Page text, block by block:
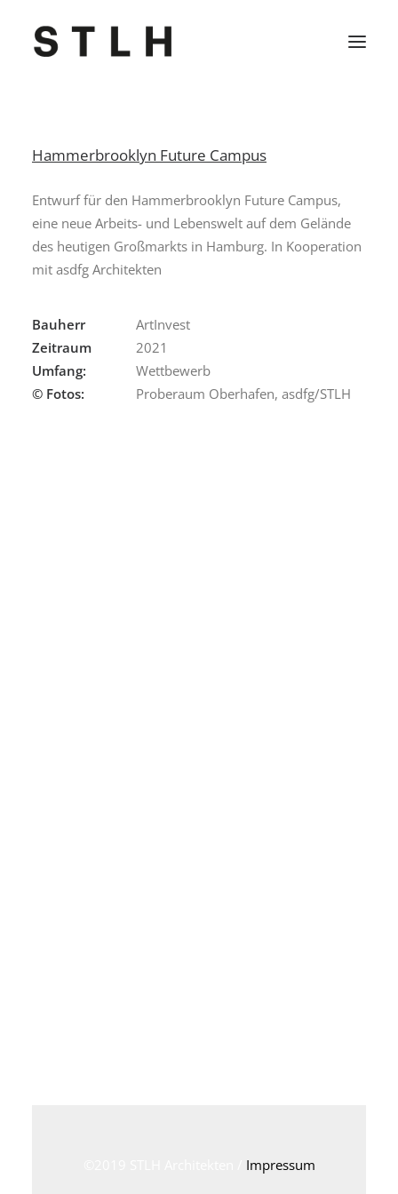
Projekte
Büro
Kontakt
Jobs
Hammerbrooklyn Future Campus
Entwurf für den Hammerbrooklyn Future Campus,
eine neue Arbeits- und Lebenswelt auf dem Gelände
des heutigen Großmarkts in Hamburg. In Kooperation
mit asdfg Architekten
Bauherr
ArtInvest
Zeitraum
2021
Umfang:
Wettbewerb
© Fotos:
Proberaum Oberhafen, asdfg/STLH
Impressum